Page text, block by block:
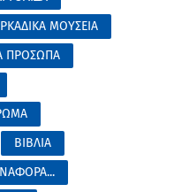
ΜΟΥΣΕΙΑ
ΠΡΟΣΩΠΑ
ΒΙΒΛΙΑ